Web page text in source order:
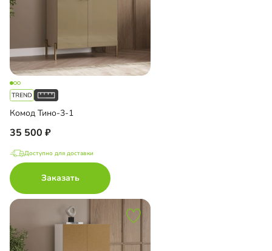
Комод Тино-3-1
35 500
Доступно для доставки
Заказать